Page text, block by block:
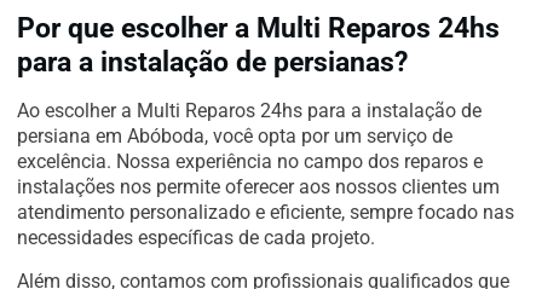
Por que escolher a Multi Reparos 24hs
para a instalação de persianas?
Ao escolher a Multi Reparos 24hs para a instalação de
persiana em Abóboda, você opta por um serviço de
excelência. Nossa experiência no campo dos reparos e
instalações nos permite oferecer aos nossos clientes um
atendimento personalizado e eficiente, sempre focado nas
necessidades específicas de cada projeto.
Além disso, contamos com profissionais qualificados que